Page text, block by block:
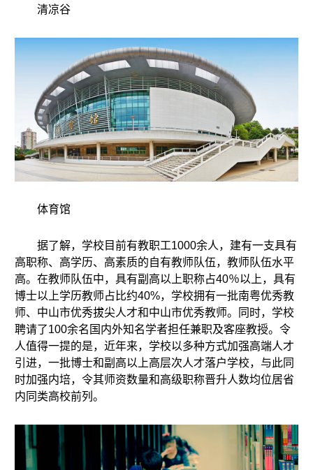
清凉谷
体育馆
据了解，学校目前有教职工1000余人，建有一支具有
高职称、高学历、高素质的自有教师队伍，教师队伍水平
高。在教师队伍中，具有副高以上职称占40％以上，具有
博士以上学历教师占比约40%，学校拥有一批南粤优秀教
师、中山市优秀拔尖人才和中山市优秀教师。同时，学校
聘请了100余名国内外知名学者担任兼职及客座教授。令
人值得一提的是，近年来，学校以多种方式加强高端人才
引进，一批博士和副高以上高层次人才落户学校，与此同
时加强内培，令其师资数量和高级职称晋升人数均位居省
内同类高校前列。